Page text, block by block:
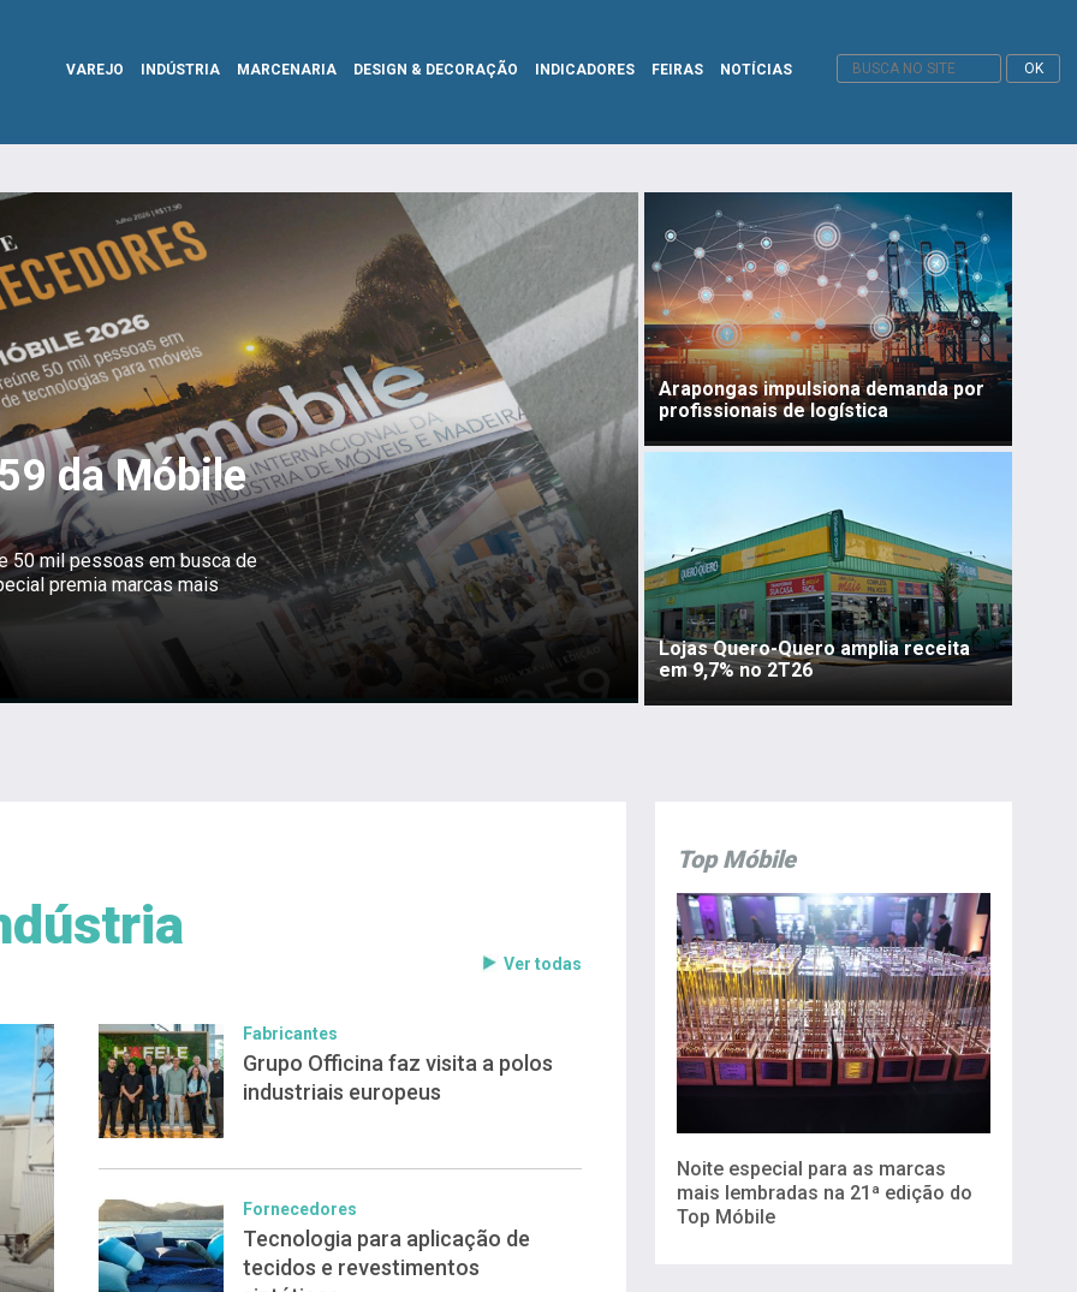
VAREJO INDÚSTRIA MARCENARIA DESIGN & DECORAÇÃO INDICADORES FEIRAS NOTÍCIAS
da Móbile
50 mil pessoas em busca de
premia marcas mais
Arapongas impulsiona demanda por
profissionais de logística
Lojas Quero-Quero amplia receita
em 9,7% no 2T26
Ver todas
Fabricantes
Grupo Officina faz visita a polos
industriais europeus
Fornecedores
Tecnologia para aplicação de
tecidos e revestimentos
Top Móbile
Noite especial para as marcas
mais lembradas na 21ª edição do
Top Móbile